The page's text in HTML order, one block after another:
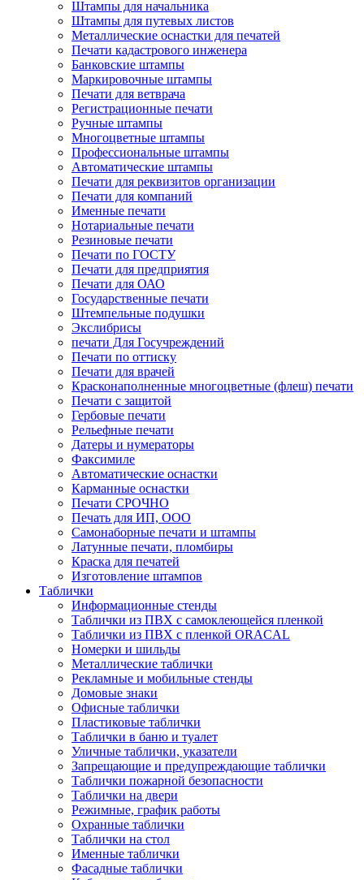
Штампы для начальника
Штампы для путевых листов
Металлические оснастки для печатей
Печати кадастрового инженера
Банковские штампы
Маркировочные штампы
Печати для ветврача
Регистрационные печати
Ручные штампы
Многоцветные штампы
Профессиональные штампы
Автоматические штампы
Печати для реквизитов организации
Печати для компаний
Именные печати
Нотариальные печати
Резиновые печати
Печати по ГОСТУ
Печати для предприятия
Печати для ОАО
Государственные печати
Штемпельные подушки
Экслибрисы
печати Для Госучреждений
Печати по оттиску
Печати для врачей
Красконаполненные многоцветные (флеш) печати
Печати с защитой
Гербовые печати
Рельефные печати
Датеры и нумераторы
Факсимиле
Автоматические оснастки
Карманные оснастки
Печати СРОЧНО
Печать для ИП, ООО
Самонаборные печати и штампы
Латунные печати, пломбиры
Краска для печатей
Изготовление штампов
Таблички
Информационные стенды
Таблички из ПВХ с самоклеющейся пленкой
Таблички из ПВХ с пленкой ORACAL
Номерки и шильды
Металлические таблички
Рекламные и мобильные стенды
Домовые знаки
Офисные таблички
Пластиковые таблички
Таблички в баню и туалет
Уличные таблички, указатели
Запрещающие и предупреждающие таблички
Таблички пожарной безопасности
Таблички на двери
Режимные, график работы
Охранные таблички
Таблички на стол
Именные таблички
Фасадные таблички